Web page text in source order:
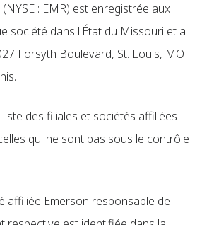
: EMR) est enregistrée aux
société dans l'État du Missouri et a
Forsyth Boulevard, St. Louis, MO
liste des filiales et sociétés affiliées
qui ne sont pas sous le contrôle
affiliée Emerson responsable de